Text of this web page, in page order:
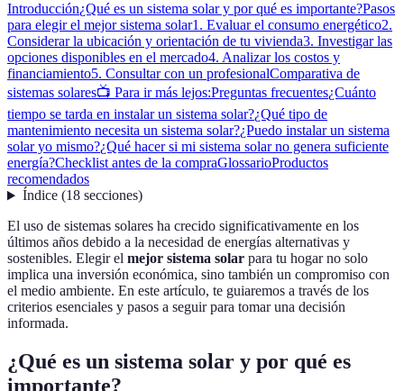
Introducción¿Qué es un sistema solar y por qué es importante?Pasos
para elegir el mejor sistema solar1. Evaluar el consumo energético2.
Considerar la ubicación y orientación de tu vivienda3. Investigar las
opciones disponibles en el mercado4. Analizar los costos y
financiamiento5. Consultar con un profesionalComparativa de
sistemas solares📺 Para ir más lejos:Preguntas frecuentes¿Cuánto
tiempo se tarda en instalar un sistema solar?¿Qué tipo de
mantenimiento necesita un sistema solar?¿Puedo instalar un sistema
solar yo mismo?¿Qué hacer si mi sistema solar no genera suficiente
energía?Checklist antes de la compraGlossarioProductos
recomendados
Índice(18 secciones)
El uso de sistemas solares ha crecido significativamente en los
últimos años debido a la necesidad de energías alternativas y
sostenibles. Elegir el mejor sistema solar para tu hogar no solo
implica una inversión económica, sino también un compromiso con
el medio ambiente. En este artículo, te guiaremos a través de los
criterios esenciales y pasos a seguir para tomar una decisión
informada.
¿Qué es un sistema solar y por qué es
importante?